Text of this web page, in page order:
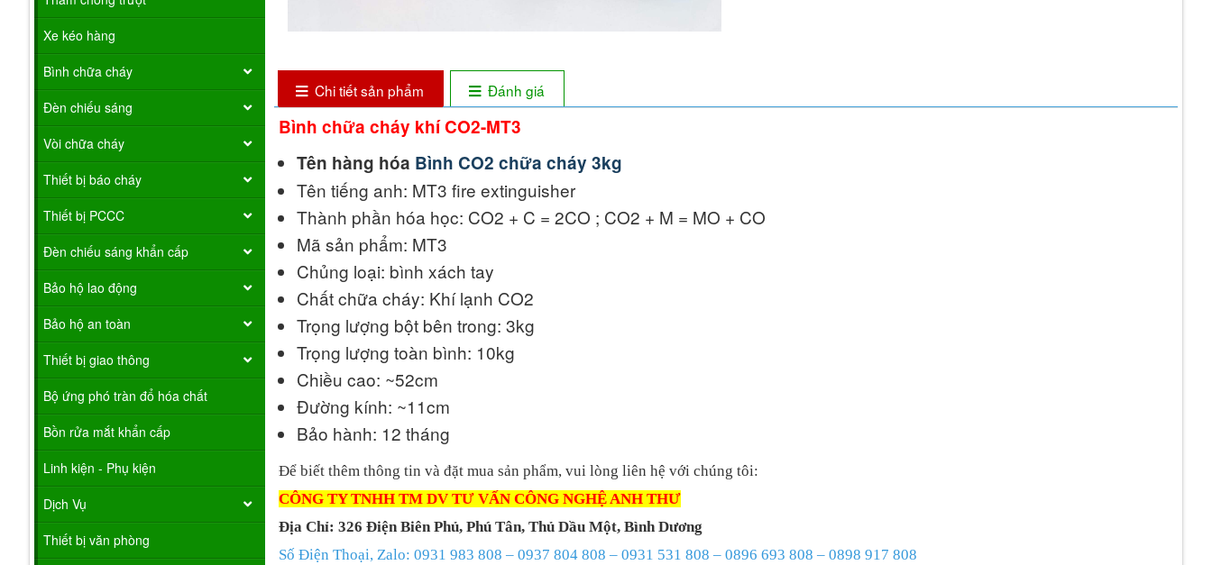
Chi tiết sản phẩm Đánh giá
Bình chữa cháy khí CO2-MT3
Tên hàng hóa Bình CO2 chữa cháy 3kg
Tên tiếng anh: MT3 fire extinguisher
Thành phần hóa học: CO2 + C = 2CO ­; CO2 + M = MO + CO
Mã sản phẩm: MT3
Chủng loại: bình xách tay
Chất chữa cháy: Khí lạnh CO2
Trọng lượng bột bên trong: 3kg
Trọng lượng toàn bình: 10kg
Chiều cao: ~52cm
Đường kính: ~11cm
Bảo hành: 12 tháng
Để biết thêm thông tin và đặt mua sản phẩm, vui lòng liên hệ với chúng tôi:
CÔNG TY TNHH TM DV TƯ VẤN CÔNG NGHỆ ANH THƯ
Địa Chỉ: 326 Điện Biên Phủ, Phú Tân, Thủ Dầu Một, Bình Dương
Số Điện Thoại, Zalo: 0931 983 808 – 0937 804 808 – 0931 531 808 – 0896 693 808 – 0898 917 808
Xe kéo hàng
Bình chữa cháy
Đèn chiếu sáng
Vòi chữa cháy
Thiết bị báo cháy
Thiết bị PCCC
Đèn chiếu sáng khẩn cấp
Bảo hộ lao động
Bảo hộ an toàn
Thiết bị giao thông
Bộ ứng phó tràn đổ hóa chất
Bồn rửa mắt khẩn cấp
Linh kiện - Phụ kiện
Dịch Vụ
Thiết bị văn phòng